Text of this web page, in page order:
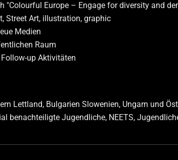
"Colourful Europe – Engage for diversity and
Street Art, illustration, graphic
Medien
Raum
up Aktivitäten
Lettland, Bulgarien Slowenien, Ungarn und
benachteiligte Jugendliche, NEETS,